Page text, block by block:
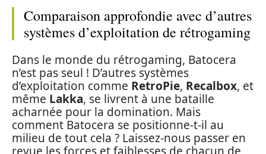
Comparaison approfondie avec d’autres
systèmes d’exploitation de rétrogaming
Dans le monde du rétrogaming, Batocera
n’est pas seul ! D’autres systèmes
d’exploitation comme RetroPie, Recalbox, et
même Lakka, se livrent à une bataille
acharnée pour la domination. Mais
comment Batocera se positionne-t-il au
milieu de tout cela ? Laissez-nous passer en